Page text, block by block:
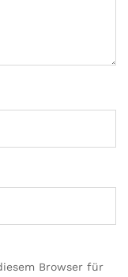
Browser für